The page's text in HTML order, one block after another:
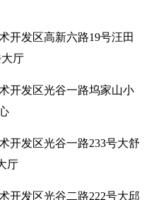
开发区高新六路19号汪田
厅
开发区光谷一路坞家山小
开发区光谷一路233号大舒
厅
开发区光谷二路222号大邱